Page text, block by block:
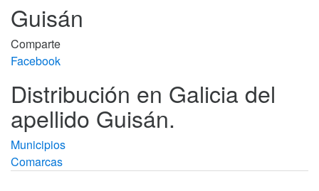
Guisán
Comparte
Facebook
Distribución en Galicia del
apellido Guisán.
Municipios
Comarcas